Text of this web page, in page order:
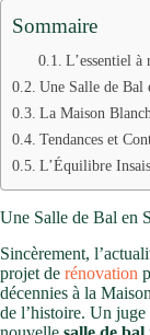
Sommaire
L’essentiel à
Une Salle de Bal
La Maison
Tendances et
L’Équilibre
Une Salle de Bal en
Sincèrement,
projet de rénovation
décennies à la
de l’histoire. Un juge